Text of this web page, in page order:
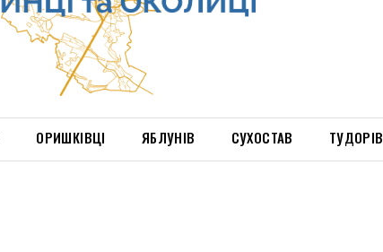
ОРИШКІВЦІ ЯБЛУНІВ СУХОСТАВ ТУДОРІВ